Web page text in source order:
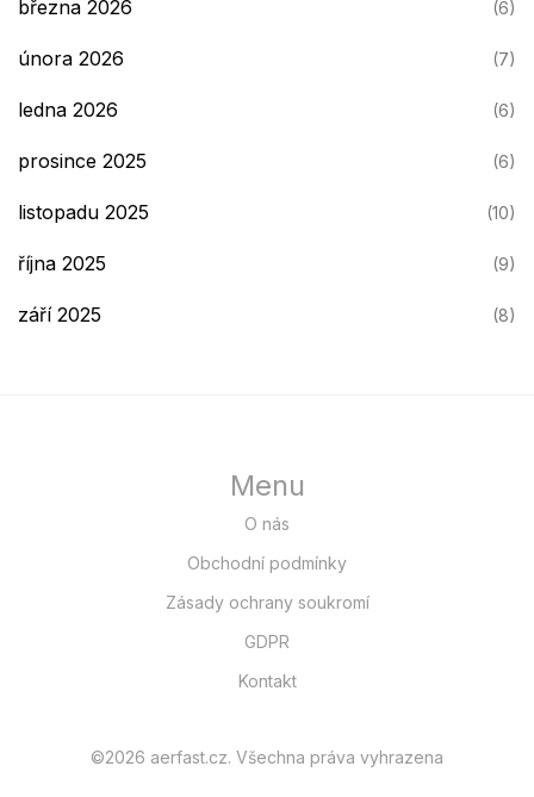
března 2026 (6)
února 2026 (7)
ledna 2026 (6)
prosince 2025 (6)
listopadu 2025 (10)
října 2025 (9)
září 2025 (8)
Menu
O nás
Obchodní podmínky
Zásady ochrany soukromí
GDPR
Kontakt
©2026 aerfast.cz. Všechna práva vyhrazena